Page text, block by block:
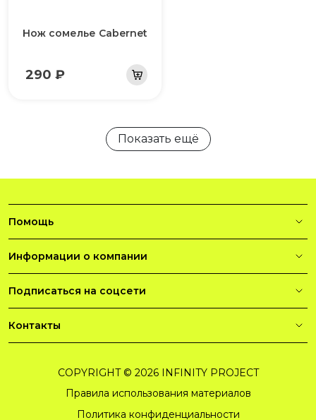
Нож сомелье Сabernet
290 ₽
Показать ещё
Помощь
Информации о компании
Подписаться на соцсети
Контакты
COPYRIGHT © 2026 INFINITY PROJECT
Правила использования материалов
Политика конфиденциальности